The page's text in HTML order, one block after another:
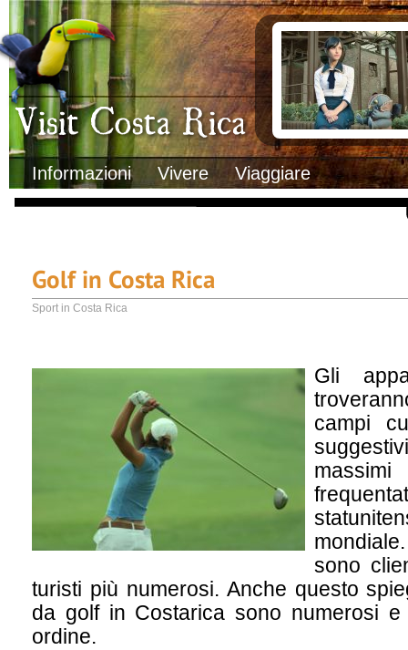
Visit Costa Rica
Informazioni Vivere Viaggiare
Clima
Geografia
Informazioni Geografiche
Letteratura e cultura
Gastronomia
Lo sapevi che
Musica
Natura
Storia
Trasporti Interni
Documenti
Italiani in Costa
L’ambasciata
Opportunità
Golf in Costa Rica
Sport in Costa Rica
Gli
campi
sono
turisti più numerosi. Anche questo
da golf in Costarica sono numerosi e
ordine.